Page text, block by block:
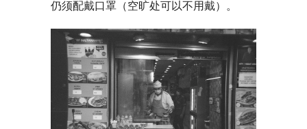
仍须配戴口罩（空旷处可以不用戴）。